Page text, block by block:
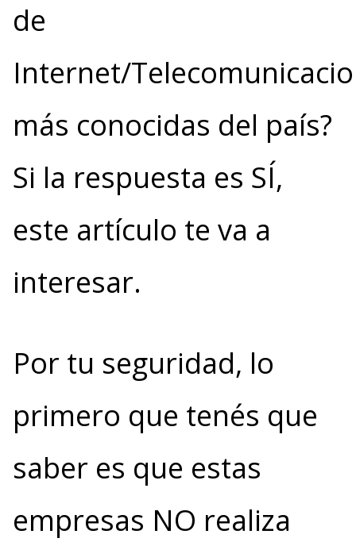
de
Internet/
más conocidas del país?
Si la respuesta es SÍ,
este artículo te va a
interesar.
Por tu seguridad, lo
primero que tenés que
saber es que estas
empresas NO realiza